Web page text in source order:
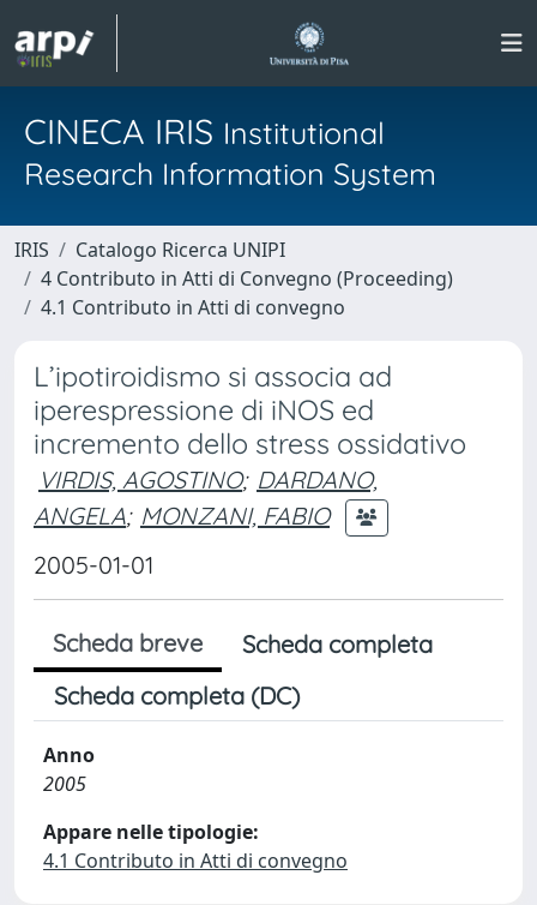
CINECA IRIS Institutional
Research Information System
IRIS
Catalogo Ricerca UNIPI
4 Contributo in Atti di Convegno (Proceeding)
4.1 Contributo in Atti di convegno
L’ipotiroidismo si associa ad
iperespressione di iNOS ed
incremento dello stress ossidativo
VIRDIS, AGOSTINO; DARDANO,
ANGELA; MONZANI, FABIO
2005-01-01
Scheda breve
Scheda completa
Scheda completa (DC)
Anno
2005
Appare nelle tipologie:
4.1 Contributo in Atti di convegno